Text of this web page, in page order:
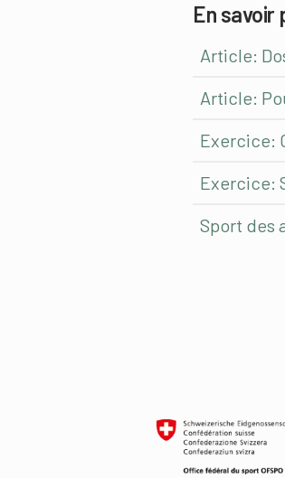
En savoir
Article:
Article:
Exercice:
Exercice:
Sport des